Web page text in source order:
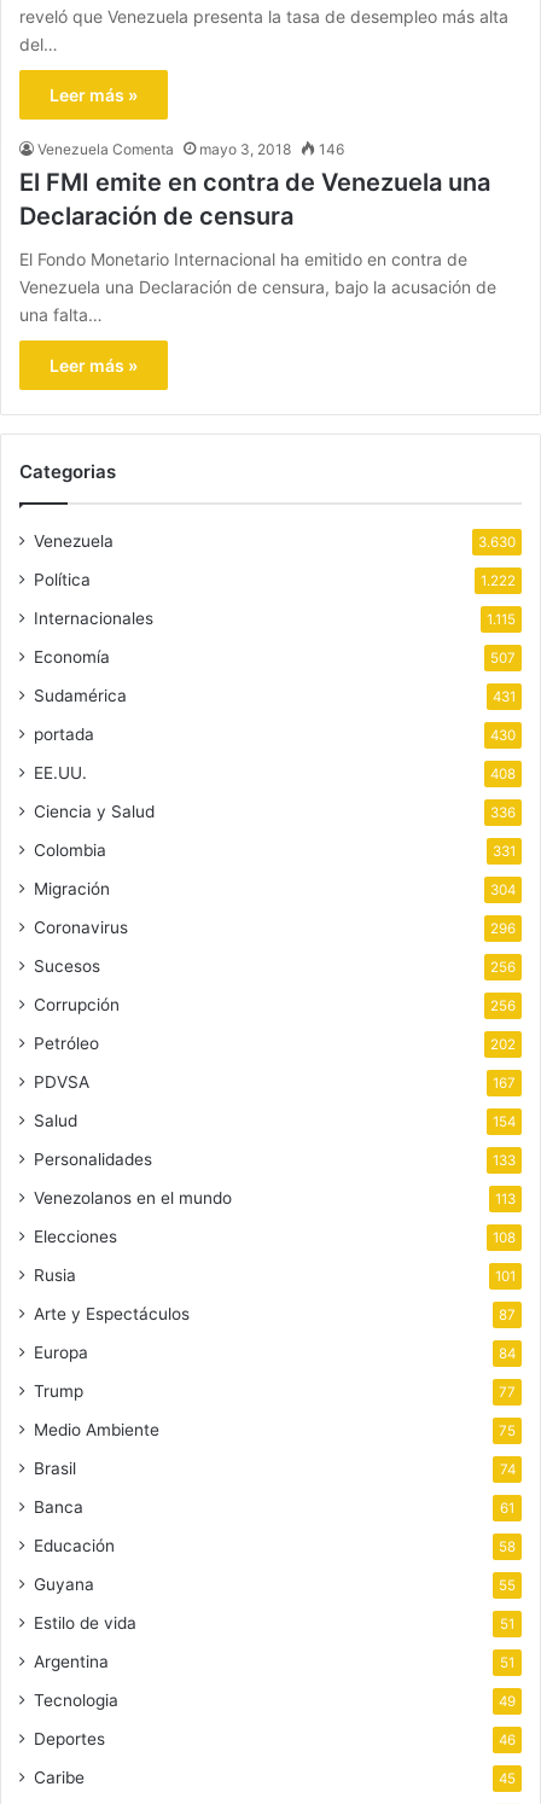
reveló que Venezuela presenta la tasa de desempleo más alta
del…
Leer más »
Venezuela Comenta mayo 3, 2018 146
El FMI emite en contra de Venezuela una
Declaración de censura
El Fondo Monetario Internacional ha emitido en contra de
Venezuela una Declaración de censura, bajo la acusación de
una falta…
Leer más »
Categorias
Venezuela 3.630
Política 1.222
Internacionales 1.115
Economía 507
Sudamérica 431
portada 430
EE.UU. 408
Ciencia y Salud 336
Colombia 331
Migración 304
Coronavirus 296
Sucesos 256
Corrupción 256
Petróleo 202
PDVSA 167
Salud 154
Personalidades 133
Venezolanos en el mundo 113
Elecciones 108
Rusia 101
Arte y Espectáculos 87
Europa 84
Trump 77
Medio Ambiente 75
Brasil 74
Banca 61
Educación 58
Guyana 55
Estilo de vida 51
Argentina 51
Tecnologia 49
Deportes 46
Caribe 45